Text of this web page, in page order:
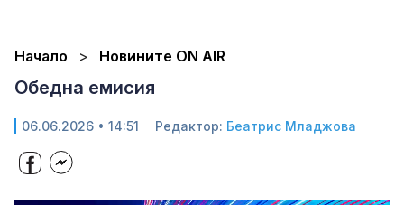
Начало Новините ON AIR
Обедна емисия
06.06.2026 • 14:51 Редактор: Беатрис Младжова